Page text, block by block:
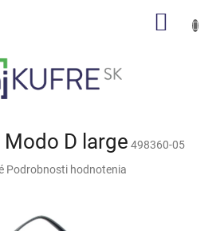
D large 498360-05
Podrobnosti hodnotenia